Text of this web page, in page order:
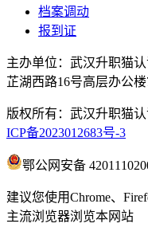
档案调动
报到证
主办单位：武汉升职猫
芷湖西路16号高层办公
版权所有：武汉升职
ICP备2023012683号-3
鄂公网安备
建议您使用Chrome、
主流浏览器浏览本网站